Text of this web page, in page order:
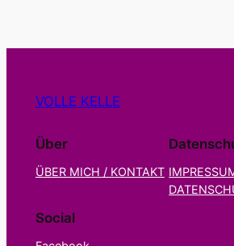
VOLLE KELLE
Über
ÜBER MICH / KONTAKT
Social